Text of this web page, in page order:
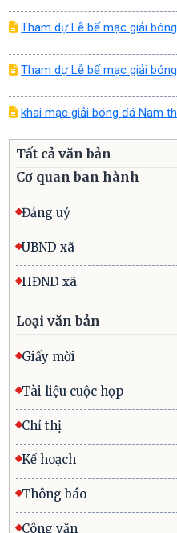
Tham dự Lễ bế mạc giải
Tham dự Lễ bế mạc giải
khai mạc giải bóng đá Nam
Tất cả văn bản
Cơ quan ban hành
Đảng uỷ
UBND xã
HĐND xã
Loại văn bản
Giấy mời
Tài liệu cuộc họp
Chỉ thị
Kế hoạch
Thông báo
Công văn